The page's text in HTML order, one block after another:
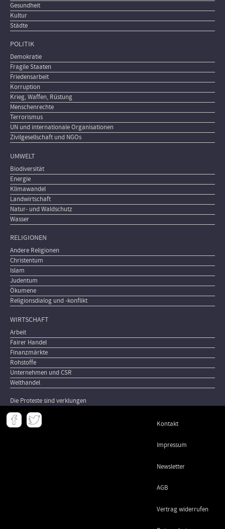
Gesundheit
Kultur
Städte
POLITIK
Demokratie
Fragile Staaten
Friedensarbeit
Korruption
Krieg, Waffen, Rüstung
Menschenrechte
Terrorismus
UN und internationale Organisationen
Zivilgesellschaft und NGOs
UMWELT
Biodiversität
Energie
Klimawandel
Landwirtschaft
Natur- und Waldschutz
Wasser
RELIGIONEN
Andere Religionen
Christentum
Islam
Judentum
Ökumene
Religionsdialog und -konflikt
WIRTSCHAFT
Arbeit
Fairer Handel
Finanzmärkte
Rohstoffe
Unternehmen und CSR
Welthandel
Die Proteste sind verklungen
Meta
- Kontakt
Impressum
Newsletter
AGB
Vertrag widerrufen